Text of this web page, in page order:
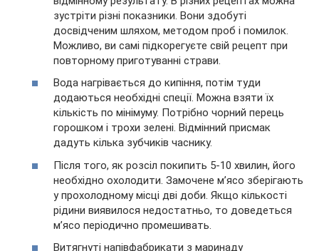
зустріти різні показники. Вони здобуті
досвідченим шляхом, методом проб і помилок.
Можливо, ви самі підкорегуєте свій рецепт при
повторному приготуванні страви.
Вода нагрівається до кипіння, потім туди
додаються необхідні спеції. Можна взяти їх
кількість по мінімуму. Потрібно чорний перець
горошком і трохи зелені. Відмінний присмак
дадуть кілька зубчиків часнику.
Після того, як розсіл покипить 5-10 хвилин, його
необхідно охолодити. Замочене м’ясо зберігають
у прохолодному місці дві доби. Якщо кількості
рідини виявилося недостатньо, то доведеться
м’ясо періодично промешивать.
Витягнуті напівфабрикати з маринаду